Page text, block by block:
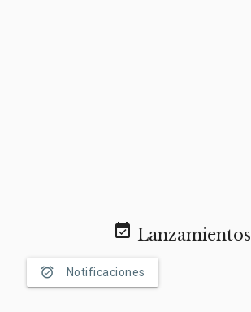
event_available Lanzamientos
alarm_on Notificaciones